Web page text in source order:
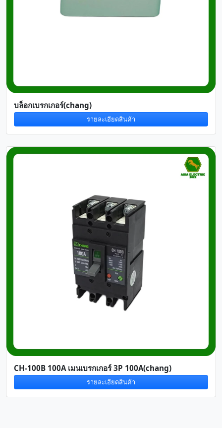
บล็อกเบรกเกอร์(chang)
รายละเอียดสินค้า
CH-100B 100A เมนเบรกเกอร์ 3P 100A(chang)
รายละเอียดสินค้า